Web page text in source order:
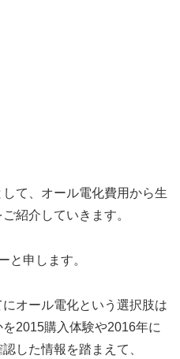
て、オール電化費用から生
紹介していきます。
と申します。
オール電化という選択肢は
2015購入体験や2016年に
した情報を踏まえて、